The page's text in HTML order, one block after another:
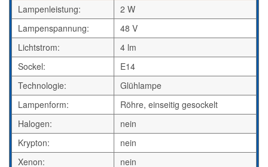
Lampenleistung:
2 W
Lampenspannung:
48 V
Lichtstrom:
4 lm
Sockel:
E14
Technologie:
Glühlampe
Lampenform:
Röhre, einseitig gesockelt
Halogen:
nein
Krypton:
nein
Xenon:
nein